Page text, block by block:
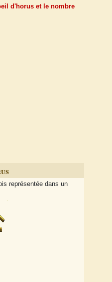
d'horus et le nombre
représentée dans un